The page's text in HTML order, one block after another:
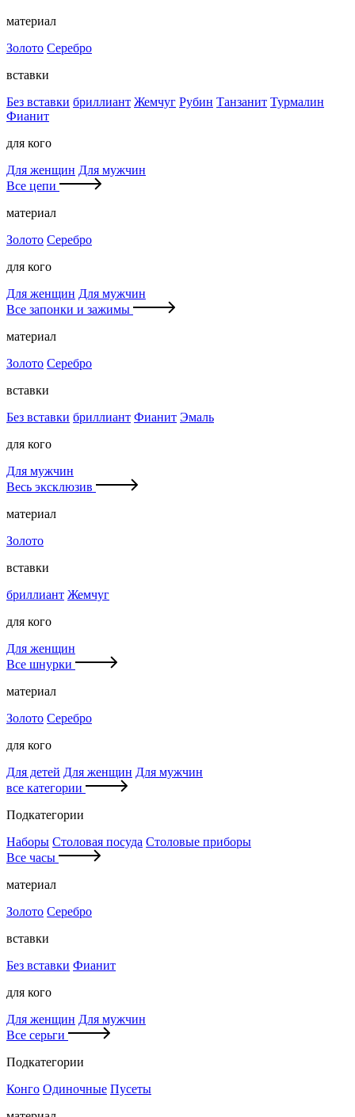
материал
Золото Серебро
вставки
Без вставки бриллиант Жемчуг Рубин Танзанит Турмалин
Фианит
для кого
Для женщин Для мужчин
Все цепи
материал
Золото Серебро
для кого
Для женщин Для мужчин
Все запонки и зажимы
материал
Золото Серебро
вставки
Без вставки бриллиант Фианит Эмаль
для кого
Для мужчин
Весь эксклюзив
материал
Золото
вставки
бриллиант Жемчуг
для кого
Для женщин
Все шнурки
материал
Золото Серебро
для кого
Для детей Для женщин Для мужчин
все категории
Подкатегории
Наборы Столовая посуда Столовые приборы
Все часы
материал
Золото Серебро
вставки
Без вставки Фианит
для кого
Для женщин Для мужчин
Все серьги
Подкатегории
Конго Одиночные Пусеты